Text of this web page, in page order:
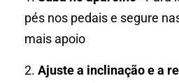
pés nos pedais e segure
mais apoio
2. Ajuste a inclinação e a